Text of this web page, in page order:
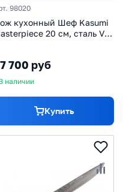
98020
кухонный Шеф Kasumi
20 см, сталь VG-
700 руб
наличии
Купить